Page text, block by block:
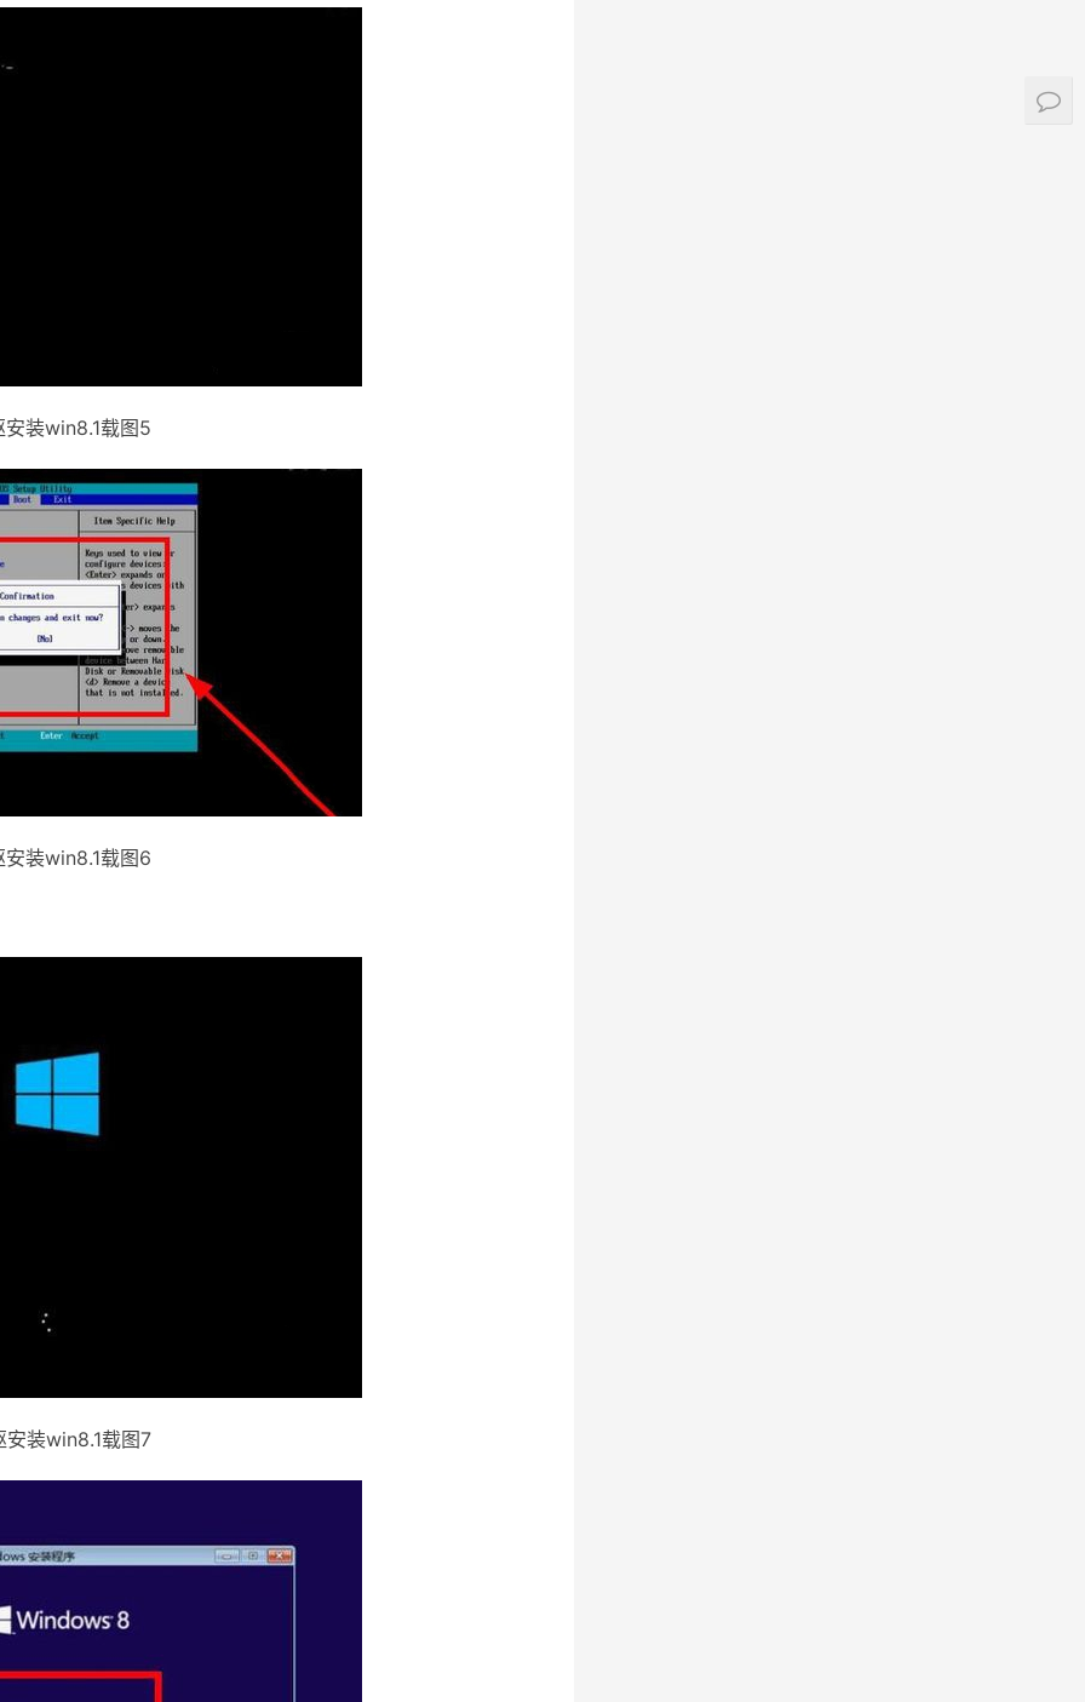
安装win8.1载图5
安装win8.1载图6
安装win8.1载图7